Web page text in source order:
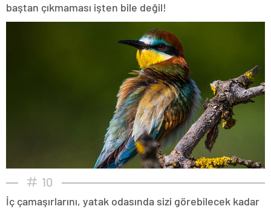
baştan çıkmaması işten bile değil!
10
İç çamaşırlarını, yatak odasında sizi görebilecek kadar